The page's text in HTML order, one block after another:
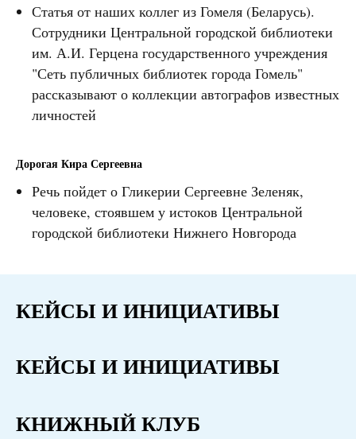
Статья от наших коллег из Гомеля (Беларусь).
Сотрудники Центральной городской библиотеки
им. А.И. Герцена государственного учреждения
"Сеть публичных библиотек города Гомель"
рассказывают о коллекции автографов известных
личностей
Дорогая Кира Сергеевна
Речь пойдет о Гликерии Сергеевне Зеленяк,
человеке, стоявшем у истоков Центральной
городской библиотеки Нижнего Новгорода
КЕЙСЫ И ИНИЦИАТИВЫ
КЕЙСЫ И ИНИЦИАТИВЫ
КНИЖНЫЙ КЛУБ